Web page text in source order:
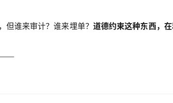
但谁来审计？谁来埋单？ 道德约束这种东西，